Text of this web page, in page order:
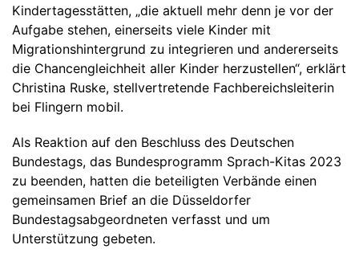
Kindertagesstätten, „die aktuell mehr denn je vor der
Aufgabe stehen, einerseits viele Kinder mit
Migrationshintergrund zu integrieren und andererseits
die Chancengleichheit aller Kinder herzustellen“, erklärt
Christina Ruske, stellvertretende Fachbereichsleiterin
bei Flingern mobil.
Als Reaktion auf den Beschluss des Deutschen
Bundestags, das Bundesprogramm Sprach-Kitas 2023
zu beenden, hatten die beteiligten Verbände einen
gemeinsamen Brief an die Düsseldorfer
Bundestagsabgeordneten verfasst und um
Unterstützung gebeten.